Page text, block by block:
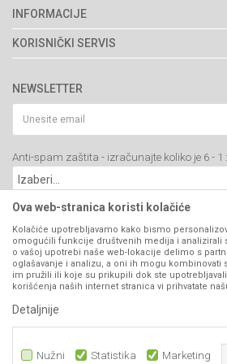
Agromarket doo
Adresa: Kraljevačkog bataljona 235/2
34000 Kragujevac, Srbija
webshop@agromarket.rs
PIB: 102135221
Matični broj: 07593252
INFORMACIJE
O nama
Prodavnice
Brendovi
Katalozi
Blog
Najčešća pitanja
KORISNIČKI SERVIS
Politika privatnosti
Kako kupiti
Isporuka
Click & Collect
Načini plaćanja
Plaćanje karticama
Web kredit Raiffeisen banke
Pravo na odustajanje
Reklamacije
Zamena artikala
NEWSLETTER
Anti-spam zaštita - izračunajte koliko je 6 - 1 :
VIBER I SMS NEWSLETTER
PRATITE NAS
Ova web-stranica koristi kolačiće
Kolačiće upotrebljavamo kako bismo
omogućili funkcije društvenih medija i analizirali
o vašoj upotrebi naše web-lokacije delimo s
oglašavanje i analizu, a oni ih mogu
im pružili ili koje su prikupili dok ste
korišćenja naših internet stranica vi prihvatate
Detaljnije
Nužni Statistika Marketing